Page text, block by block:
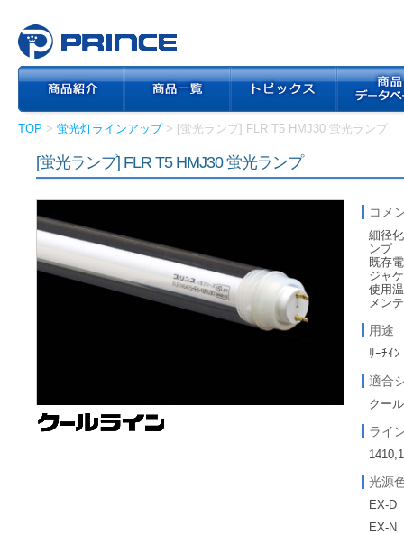
TOP > 蛍光灯ラインアップ> [蛍光ランプ] FLR T5 HMJ30 蛍光ランプ
[蛍光ランプ] FLR T5 HMJ30 蛍光ランプ
コメ
細径
ンプ
既存
ジャ
使用
メン
用途
ﾘｰﾁｲ
適合
クー
ライ
光源
EX-D
EX-N